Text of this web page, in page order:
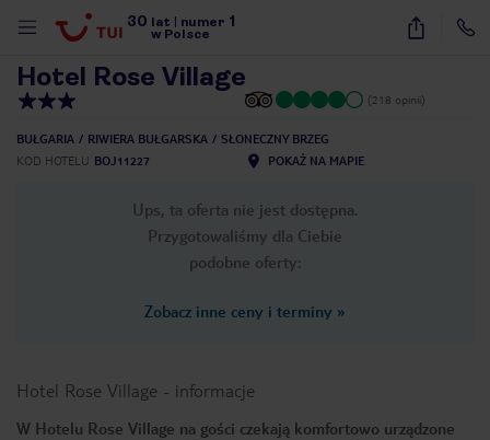
30 lat numer 1
w Polsce
13
Hotel Rose Village
(218 opinii)
BUŁGARIA RIWIERA BUŁGARSKA
SŁONECZNY BRZEG
KOD HOTELU BOJ11227 POKAŻ NA MAPIE
Ups, ta oferta nie jest dostępna.
Przygotowaliśmy dla Ciebie
podobne oferty:
Zobacz inne ceny i terminy »
Hotel Rose Village - informacje
W Hotelu Rose Village na gości czekają komfortowo urządzone